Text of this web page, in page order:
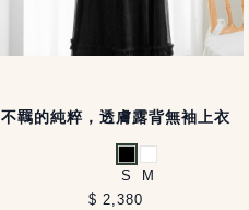
不羈的純粹，透膚露背無袖上衣
黑 白
S
M
$ 2,380